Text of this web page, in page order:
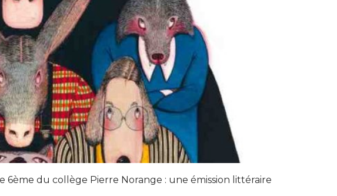
6ème du collège Pierre Norange : une émission littéraire